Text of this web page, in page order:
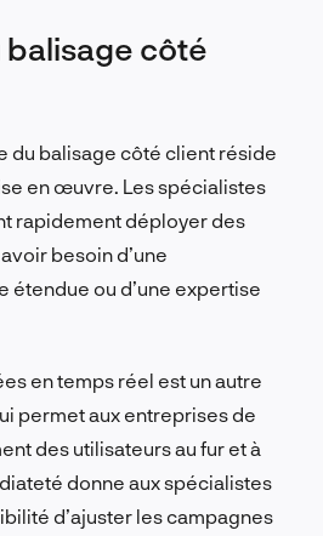
balisage côté
du balisage côté client réside
en œuvre. Les spécialistes
rapidement déployer des
besoin d’une
étendue ou d’une expertise
en temps réel est un autre
permet aux entreprises de
des utilisateurs au fur et à
donne aux spécialistes
d’ajuster les campagnes